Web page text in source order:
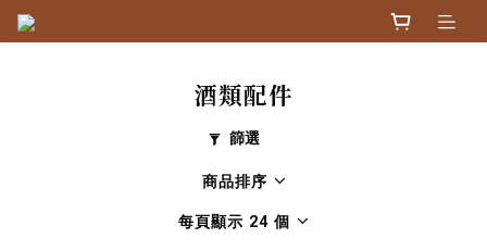
酒類配件
篩選
商品排序
每頁顯示 24 個